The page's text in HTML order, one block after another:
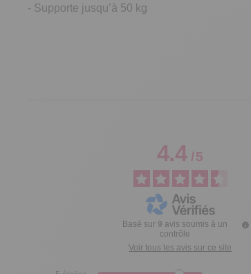
- Supporte jusqu’à 50 kg
4.4/5
Basé sur 9 avis soumis à un
contrôle
Voir tous les avis sur ce site